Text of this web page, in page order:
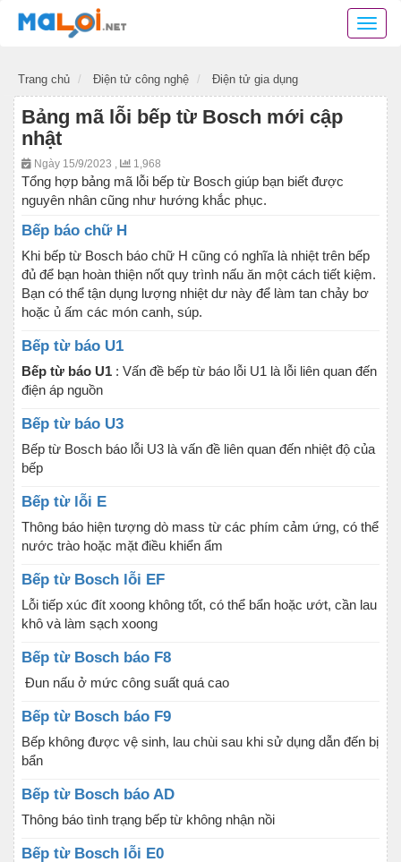
Danh
các
thiết
điện
các
phần
mềm
ứng
dụng
Trang chủ Điện tử công nghệ Điện tử gia dụng
Bảng mã lỗi bếp từ Bosch mới cập
nhật
Ngày 15/9/2023 , 1,968
Tổng hợp bảng mã lỗi bếp từ Bosch giúp bạn biết được
nguyên nhân cũng như hướng khắc phục.
Bếp báo chữ H
Khi bếp từ Bosch báo chữ H cũng có nghĩa là nhiệt trên bếp
đủ để bạn hoàn thiện nốt quy trình nấu ăn một cách tiết kiệm.
Bạn có thể tận dụng lượng nhiệt dư này để làm tan chảy bơ
hoặc ủ ấm các món canh, súp.
Bếp từ báo U1
Bếp từ báo U1 : Vấn đề bếp từ báo lỗi U1 là lỗi liên quan đến
điện áp nguồn
Bếp từ báo U3
Bếp từ Bosch báo lỗi U3 là vấn đề liên quan đến nhiệt độ của
bếp
Bếp từ lỗi E
Thông báo hiện tượng dò mass từ các phím cảm ứng, có thể
nước trào hoặc mặt điều khiển ẩm
Bếp từ Bosch lỗi EF
Lỗi tiếp xúc đít xoong không tốt, có thể bẩn hoặc ướt, cần lau
khô và làm sạch xoong
Bếp từ Bosch báo F8
Đun nấu ở mức công suất quá cao
Bếp từ Bosch báo F9
Bếp không được vệ sinh, lau chùi sau khi sử dụng dẫn đến bị
bẩn
Bếp từ Bosch báo AD
Thông báo tình trạng bếp từ không nhận nồi
Bếp từ Bosch lỗi E0